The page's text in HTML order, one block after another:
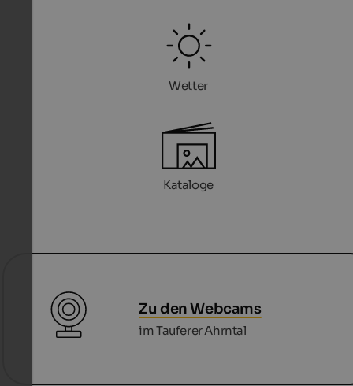
Wetter
Kataloge
Zu den Webcams
im Tauferer Ahrntal